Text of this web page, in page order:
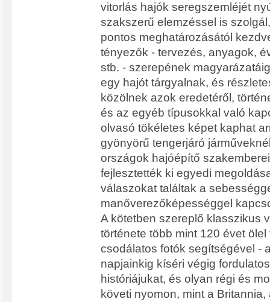
vitorlás hajók seregszemléjét
szakszerű elemzéssel is
pontos meghatározásától
tényezők - tervezés, anyagok,
stb. - szerepének
egy hajót tárgyalnak, és
közölnek azok eredetéről,
és az egyéb típusokkal való
olvasó tökéletes képet kaphat
gyönyörű tengerjáró
országok hajóépítő
fejlesztették ki egyedi
válaszokat találtak a
manőverezőképességgel
A kötetben szereplő klasszikus
története több mint 120 évet ölel
csodálatos fotók segítségével -
napjainkig kíséri végig
históriájukat, és olyan régi és
követi nyomon, mint a Britannia,